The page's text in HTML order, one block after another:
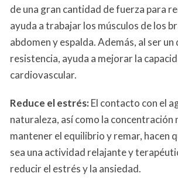
de una gran cantidad de fuerza para
ayuda a trabajar los músculos de los
abdomen y espalda. Además, al ser
resistencia, ayuda a mejorar la
cardiovascular.
Reduce el estrés:El contacto con el
naturaleza, así como la concentración
mantener el equilibrio y remar, hacen
sea una actividad relajante y
reducir el estrés y la ansiedad.